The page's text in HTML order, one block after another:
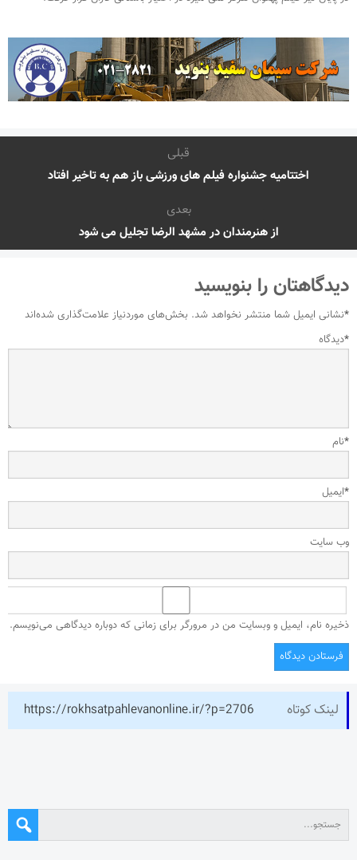
قبلی
اختتامیه جشنواره فیلم های ورزشی باز هم به تاخیر افتاد
بعدی
از هنرمندان در مشهد الرضا تجلیل می شود
دیدگاهتان را بنویسید
نشانی ایمیل شما منتشر نخواهد شد. بخش‌های موردنیاز علامت‌گذاری شده‌اند
*
دیدگاه*
نام*
ایمیل*
وب‌ سایت
ذخیره نام، ایمیل و وبسایت من در مرورگر برای زمانی که دوباره دیدگاهی می‌نویسم.
لینک کوتاه https://rokhsatpahlevanonline.ir/?p=2706